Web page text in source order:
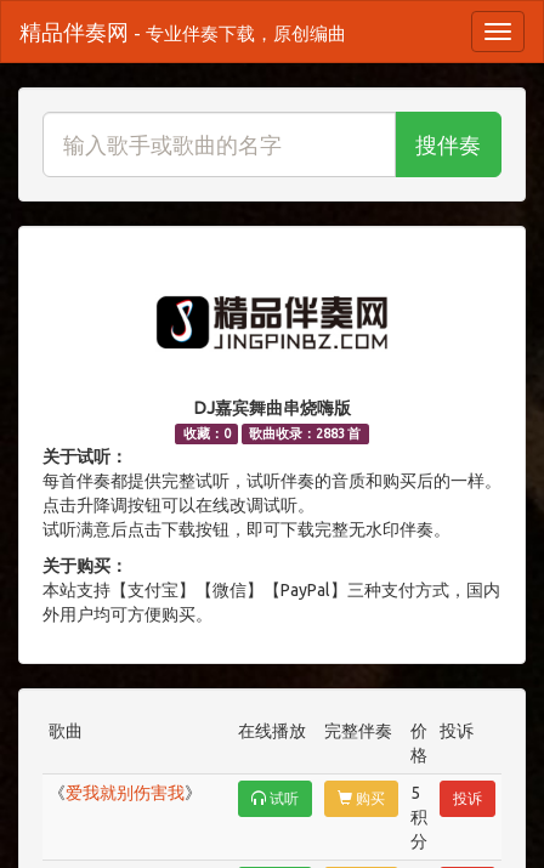
精品伴奏网 - 专业伴奏下载，原创编曲
搜伴奏
DJ嘉宾舞曲串烧嗨版
收藏：0 歌曲收录：2883 首
关于试听：
每首伴奏都提供完整试听，试听伴奏的音质和购买后的一样。
点击升降调按钮可以在线改调试听。
试听满意后点击下载按钮，即可下载完整无水印伴奏。
关于购买：
本站支持【支付宝】【微信】【PayPal】三种支付方式，国内
外用户均可方便购买。
歌曲 在线播放 完整伴奏
价
格
投诉
《爱我就别伤害我》 试听 购买
5
积
分
投诉